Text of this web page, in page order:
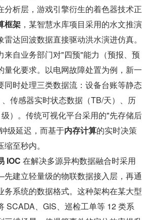
分析层，游戏引擎衍生的着色器技术正
框架 ，某智慧水库项目采用的水文推演
达回波数据直接驱动洪水演进仿真。
来自业务部门对"四预"能力（预报、预
量化要求。以电网故障处置为例，新一
同时处理三类数据流：设备台账等静态
传感器实时状态数据（TB/天）、历
）。传统可视化平台采用的"先存储后
级延迟，而基于内存计算的实时决策
至秒内。
IOC 在解决多源异构数据融合时采用
建立轻量级的物联数据接入层，再通
务系统的数据格式。这种架构在某大型
SCADA、GIS、巡检工单等 12 类系